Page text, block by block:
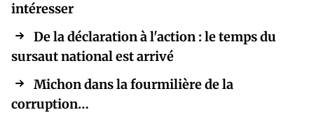
intéresser
De la déclaration à l'action : le temps du
sursaut national est arrivé
Michon dans la fourmilière de la
corruption…